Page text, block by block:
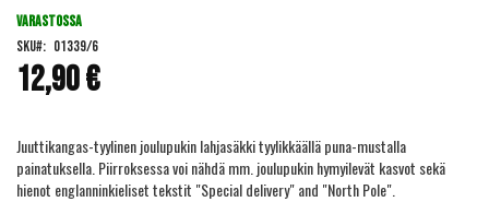
beginning
the
images
gallery
12,90 €
VARASTOSSA
SKU
01339/6
Juuttikangas-tyylinen joulupukin lahjasäkki tyylikkäällä puna-mustalla
painatuksella. Piirroksessa voi nähdä mm. joulupukin hymyilevät kasvot sekä
hienot englanninkieliset tekstit "Special delivery" and "North Pole".